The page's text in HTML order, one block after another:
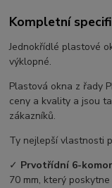
Kompletní
Jednokřídlé plastové
výklopné.
Plastová okna z řady
ceny a kvality a jsou
zákazníků.
Ty nejlepší vlastnosti
✓ Prvotřídní 6-
70 mm, který